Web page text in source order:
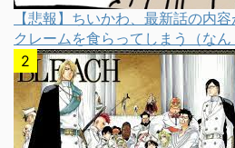
【悲報】ちいかわ、最新話の内
クレームを食らってしまう（なん